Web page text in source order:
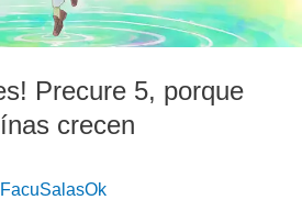
Precure 5, porque
crecen
FacuSalasOk